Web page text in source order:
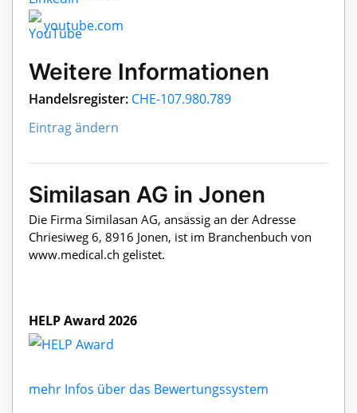
youtube.com
Weitere Informationen
Handelsregister: CHE-107.980.789
Eintrag ändern
Similasan AG in Jonen
Die Firma Similasan AG, ansässig an der Adresse
Chriesiweg 6, 8916 Jonen, ist im Branchenbuch von
www.medical.ch gelistet.
HELP Award 2026
mehr Infos über das Bewertungssystem